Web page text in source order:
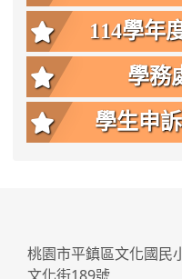
114學年
學務
學生申
桃園市平鎮區文化國民